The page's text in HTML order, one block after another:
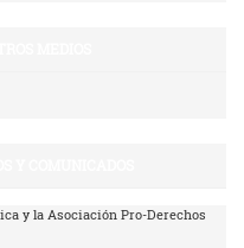
y la Asociación Pro-Derechos